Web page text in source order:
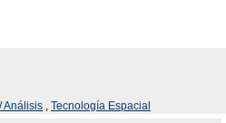
Análisis , Tecnología Espacial